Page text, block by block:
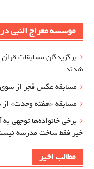
موسسه معراج النبی
برگزيدگان مسابقات قرآن
شدند
مسابقه عکس فجر از
مسابقه «هفته وحدت»
برخی خانواده‌ها توجهی
خیر فقط ساخت مدرسه
مطالب اخیر